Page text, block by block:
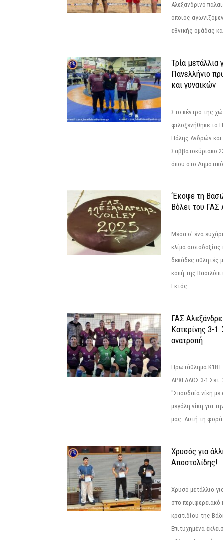
Αλεξανδρινό
οποίος
εθνικής ομάδας
Τρία μετάλλια
Πανελλήνιο
και γυναικών
Στο κέντρο της
φιλοξενήθηκε το
Πάλης Ανδρών και
Σαββατοκύριακο
όπου στο
‘Εκοψε τη
Βόλεϊ του ΓΑΣ
Μέσα σ' ένα
κλίμα
δεκάδες αθλητές
κοπή της
Εκτός...
ΓΑΣ
Κατερίνης 3-1:
ανατροπή
Πρωτάθλημα Κ18
ΑΡΧΕΛΑΟΣ 3-1 Σετ:
"Σπουδαία νίκη
μεγάλη νίκη για
μας. Αυτή τη φορά
Χρυσός για
Αποστολίδης!
Χρυσό μετάλλιο
στο
κρατιδίου της
Επιτυχημένα